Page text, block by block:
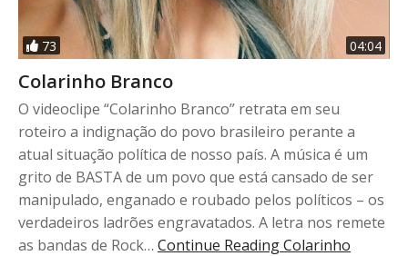
73 04:04
Colarinho Branco
O videoclipe “Colarinho Branco” retrata em seu
roteiro a indignação do povo brasileiro perante a
atual situação política de nosso país. A música é um
grito de BASTA de um povo que está cansado de ser
manipulado, enganado e roubado pelos políticos – os
verdadeiros ladrões engravatados. A letra nos remete
as bandas de Rock… Continue ReadingColarinho